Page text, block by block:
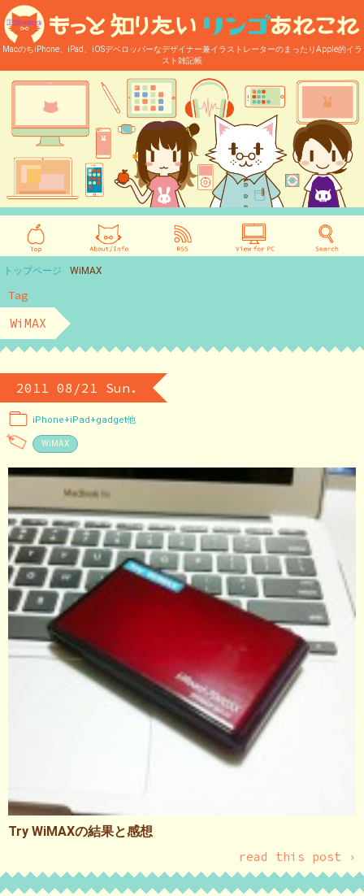
MacのちiPhone、iPad、iOSデベロッパーなデザイナー兼イラストレーターのまったりApple的イラ
スト雑記帳
トップページ WiMAX
Tag
WiMAX
2011 08/21 Sun.
iPhone+iPad+gadget他
WiMAX
Try WiMAXの結果と感想
read this post ›